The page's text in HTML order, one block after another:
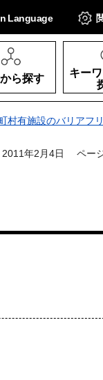
Language
ら探す
キー
村有施設のバリアフ
年2月4日 ペー